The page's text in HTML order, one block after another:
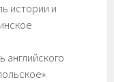
истории и
английского